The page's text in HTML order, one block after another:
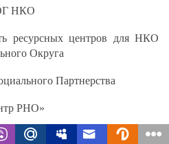
НКО
центров для НКО
Округа
Партнерства
РНО»
«Единый центр по делам